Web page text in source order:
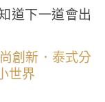
道下一道會出